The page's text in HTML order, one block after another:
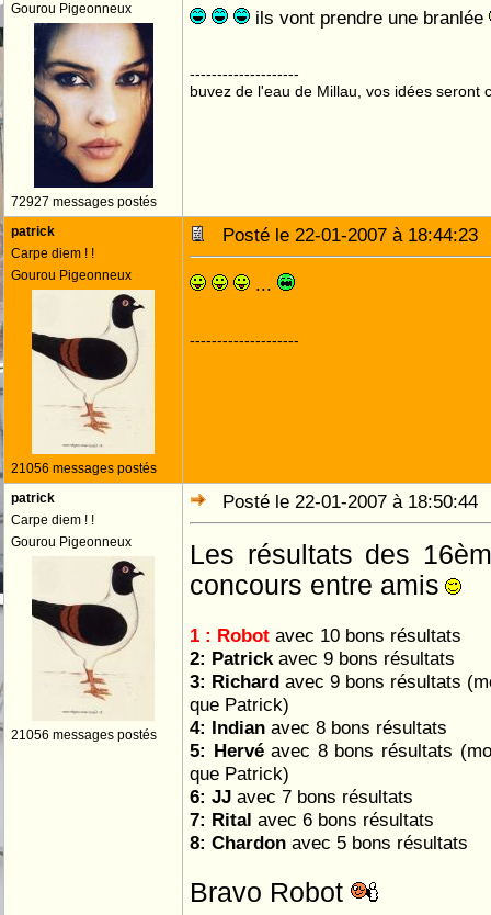
Gourou Pigeonneux
72927 messages postés
ils vont prendre une branlée
--------------------
buvez de l'eau de Millau, vos idées seront
patrick
Carpe diem ! !
Gourou Pigeonneux
21056 messages postés
Posté le 22-01-2007 à
...
--------------------
patrick
Carpe diem ! !
Gourou Pigeonneux
21056 messages postés
Posté le 22-01-2007 à
Les résultats des
concours entre amis
1 : Robot avec 10 bons résultats
2: Patrick avec 9 bons résultats
3: Richard avec 9 bons résultats
que Patrick)
4: Indian avec 8 bons résultats
5: Hervéavec 8 bons résultats
que Patrick)
6: JJ avec 7 bons résultats
7: Rital avec 6 bons résultats
8: Chardon avec 5 bons résultats
Bravo Robot